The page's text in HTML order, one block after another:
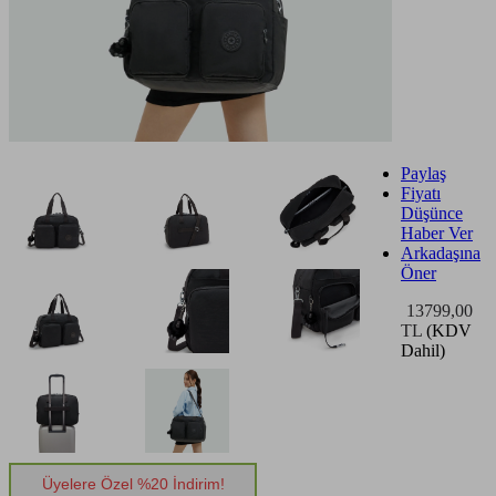
Paylaş
Fiyatı
Düşünce
Haber Ver
Arkadaşına
Öner
13799,00
TL (KDV
Dahil)
Üyelere Özel %20 İndirim!